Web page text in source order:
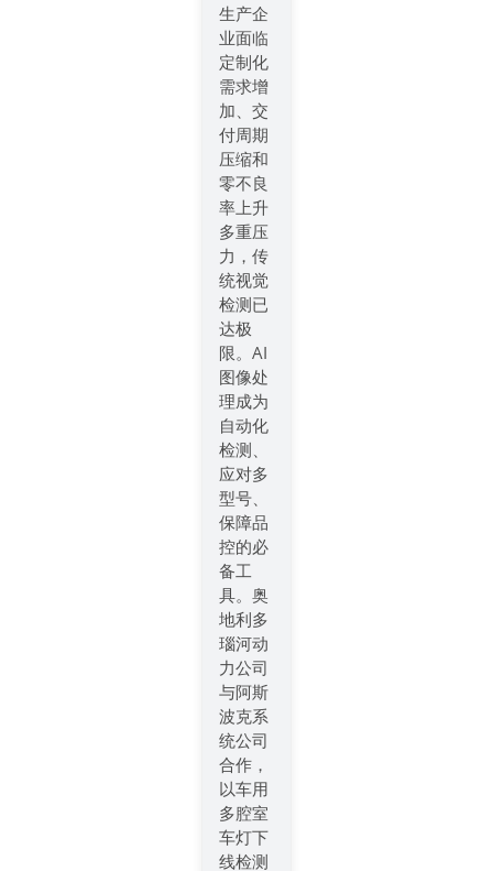
生产企
业面临
定制化
需求增
加、交
付周期
压缩和
零不良
率上升
多重压
力，传
统视觉
检测已
达极
限。AI
图像处
理成为
自动化
检测、
应对多
型号、
保障品
控的必
备工
具。奥
地利多
瑙河动
力公司
与阿斯
波克系
统公司
合作，
以车用
多腔室
车灯下
线检测